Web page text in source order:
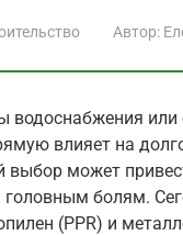
Автор:
водоснабжения
влияет на
может
болям.
(PPR) и